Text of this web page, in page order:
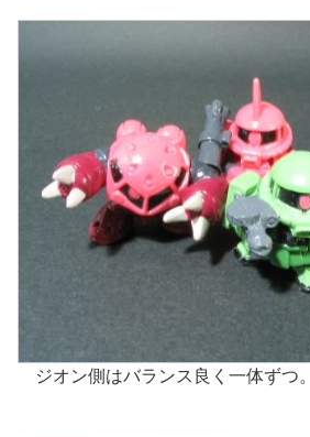
ジオン側はバランス良く一体ずつ。